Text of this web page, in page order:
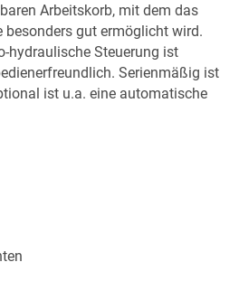
Arbeitskorb, mit dem das
besonders gut ermöglicht wird.
hydraulische Steuerung ist
Serienmäßig ist
ist u.a. eine automatische